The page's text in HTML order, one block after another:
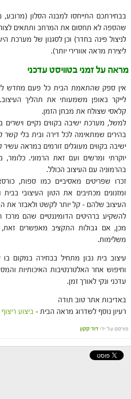
בבחירתכם התייחסו למבנה הסלון (מרובע,
שהספה לא תחסום את המרחב ותתאים
לניצול פינה בחדר) וכן לסגנון של מערכת
ליצירת מראה אוורירי יותר).
מראה על זמני בטוויסט עדכני
אין ספק שהתאמת הבית כל פעם מחדש
לייקר באופן משמעותי את תהליך
קלאסי שצולח את מבחן הזמן.
למשל, מערכת ישיבה בקווים נקיים וישרים
בהירים שמתאימה לכל דירה ובית בלי
ישיבה בקווים מעוגלים זורמים במראה
יוקרתי ומרשים ועם זאת הרמוני.
בהרמוניה עם העיצוב הכולל.
זכרו שפריטים מאסיביים כמו ספות,
ומזנונים מכתיבים את הטון העיצובי
העיצוב שלהם – קל יותר לקשט ולאבזר את
להשקיע ברהיטים הדומיננטיים שהם מרכז
מכן, אם גבולות התקציב מאפשרים זאת,
משלימות.
עיצוב בית נבון מתחיל בבחירה במקום
וחיפוש אחר האלטרנטיבות האיכותיות
עדכני ונקי לאורך זמן.
באדיבות אתר טוב תודה
רעיון נוסף לשדרוג מראה הבית – ביצוע
פורסם על ידי דוד קקון